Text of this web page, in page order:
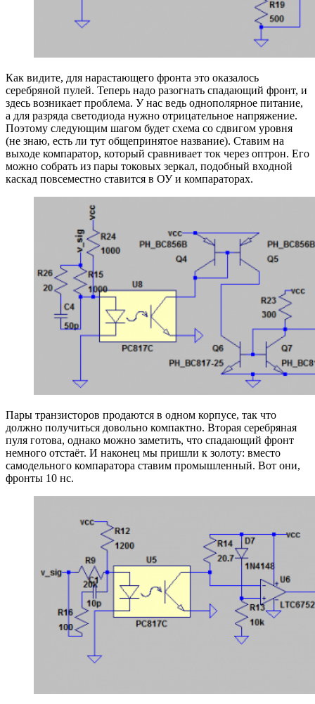
Как видите, для нарастающего фронта это оказалось
серебряной пулей. Теперь надо разогнать спадающий фронт, и
здесь возникает проблема. У нас ведь однополярное питание,
а для разряда светодиода нужно отрицательное напряжение.
Поэтому следующим шагом будет схема со сдвигом уровня
(не знаю, есть ли тут общепринятое название). Ставим на
выходе компаратор, который сравнивает ток через оптрон. Его
можно собрать из пары токовых зеркал, подобный входной
каскад повсеместно ставится в ОУ и компараторах.
Пары транзисторов продаются в одном корпусе, так что
должно получиться довольно компактно. Вторая серебряная
пуля готова, однако можно заметить, что спадающий фронт
немного отстаёт. И наконец мы пришли к золоту: вместо
самодельного компаратора ставим промышленный. Вот они,
фронты 10 нс.